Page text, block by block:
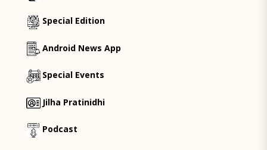
Special Edition
Android News App
Special Events
Jilha Pratinidhi
Podcast